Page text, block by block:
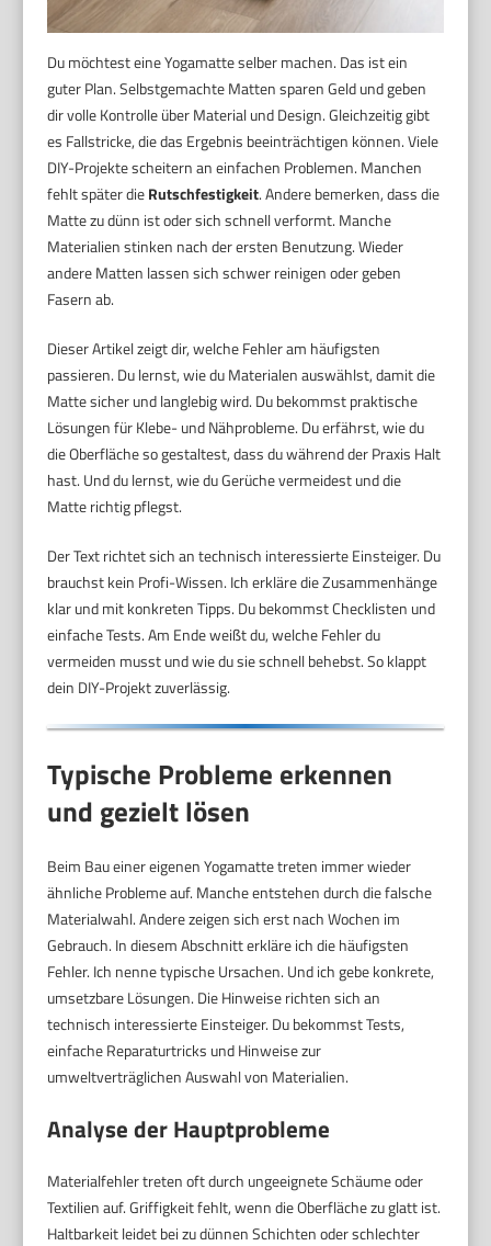
Du möchtest eine Yogamatte selber machen. Das ist ein
guter Plan. Selbstgemachte Matten sparen Geld und geben
dir volle Kontrolle über Material und Design. Gleichzeitig gibt
es Fallstricke, die das Ergebnis beeinträchtigen können. Viele
DIY-Projekte scheitern an einfachen Problemen. Manchen
fehlt später dieRutschfestigkeit. Andere bemerken, dass die
Matte zu dünn ist oder sich schnell verformt. Manche
Materialien stinken nach der ersten Benutzung. Wieder
andere Matten lassen sich schwer reinigen oder geben
Fasern ab.
Dieser Artikel zeigt dir, welche Fehler am häufigsten
passieren. Du lernst, wie du Materialen auswählst, damit die
Matte sicher und langlebig wird. Du bekommst praktische
Lösungen für Klebe- und Nähprobleme. Du erfährst, wie du
die Oberfläche so gestaltest, dass du während der Praxis Halt
hast. Und du lernst, wie du Gerüche vermeidest und die
Matte richtig pflegst.
Der Text richtet sich an technisch interessierte Einsteiger. Du
brauchst kein Profi-Wissen. Ich erkläre die Zusammenhänge
klar und mit konkreten Tipps. Du bekommst Checklisten und
einfache Tests. Am Ende weißt du, welche Fehler du
vermeiden musst und wie du sie schnell behebst. So klappt
dein DIY-Projekt zuverlässig.
Typische Probleme erkennen
und gezielt lösen
Beim Bau einer eigenen Yogamatte treten immer wieder
ähnliche Probleme auf. Manche entstehen durch die falsche
Materialwahl. Andere zeigen sich erst nach Wochen im
Gebrauch. In diesem Abschnitt erkläre ich die häufigsten
Fehler. Ich nenne typische Ursachen. Und ich gebe konkrete,
umsetzbare Lösungen. Die Hinweise richten sich an
technisch interessierte Einsteiger. Du bekommst Tests,
einfache Reparaturtricks und Hinweise zur
umweltverträglichen Auswahl von Materialien.
Analyse der Hauptprobleme
Materialfehler treten oft durch ungeeignete Schäume oder
Textilien auf. Griffigkeit fehlt, wenn die Oberfläche zu glatt ist.
Haltbarkeit leidet bei zu dünnen Schichten oder schlechter